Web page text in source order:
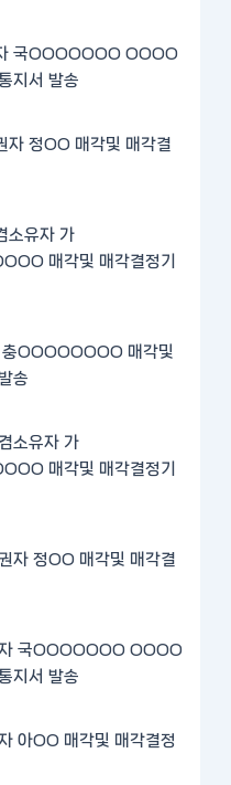
국OOOOOOO OOOO
지서 발송
정OO 매각및 매각결
소유자 가
매각및 매각결정기
OOOOOOOO 매각및
송
소유자 가
매각및 매각결정기
자 정OO 매각및 매각결
국OOOOOOO OOOO
지서 발송
아OO 매각및 매각결정